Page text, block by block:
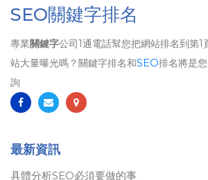
SEO關鍵字排名
專業關鍵字公司1通電話幫您把網站排名到第1
站大量曝光嗎？關鍵字排名和SEO排名將是
詢
最新資訊
具體分析SEO必須要做的事